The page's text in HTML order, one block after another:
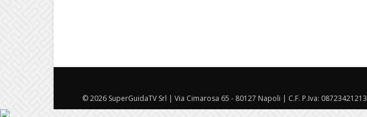
© 2026 SuperGuidaTV Srl | Via Cimarosa 65 - 80127 Napoli | C.F. P.Iva: 08723421213